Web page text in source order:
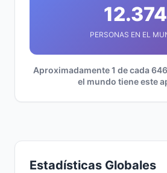
12.374
PERSONAS EN EL
Aproximadamente 1 de cada
el mundo tiene este
Estadísticas Globales